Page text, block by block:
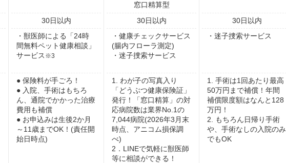
30日以内
・獣医師による「24時
間無料ペット健康相談」
サービス ※3
● 保険料が手ごろ！
● 入院、手術はもちろ
ん、通院でかかった治療
費用も補償
● お申込みは生後2か月
～11歳までOK！(責任開
始日時点)
窓口精算型
30日以内
・健康チェックサービス
(腸内フローラ測定)
・迷子捜索サービス
1. わが子の写真入り
「どうぶつ健康保険証」
発行！「窓口精算」の対
応病院数は業界No.1の
7,044病院(2026年3月末
時点、アニコム損保調
べ)
2．LINEで気軽に獣医師
等に相談ができる！
30日以内
・迷子捜索サービス
1. 手術は1回あたり最高
50万円まで補償！年間
補償限度額はなんと128
万円！
2. もちろん日帰り手術
や、手術なしの入院のみ
でもOK